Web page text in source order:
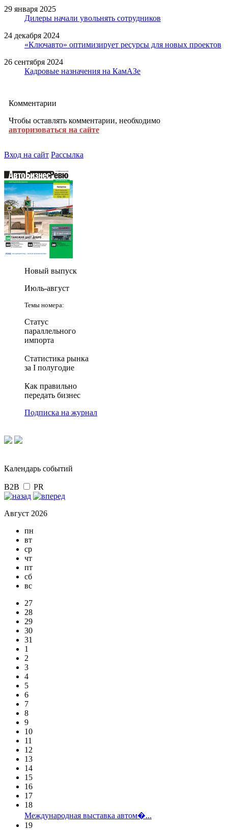
29 января 2025
Дилеры начали увольнять сотрудников
24 декабря 2024
«Ключавто» оптимизирует ресурсы для новых проектов
26 сентября 2024
Кадровые назначения на КамАЗе
Комментарии
Чтобы оставлять комментарии, необходимо
авторизоваться на сайте
Вход на сайт Рассылка
Новый выпуск
Июль-август
Темы номера:
Статус
параллельного
импорта
Статистика рынка
за I полугодие
Как правильно
передать бизнес
Подписка на журнал
Календарь событий
B2B PR
Август 2026
пн
вт
ср
чт
пт
сб
вс
27
28
29
30
31
1
2
3
4
5
6
7
8
9
10
11
12
13
14
15
16
17
18
Международная выставка автом�...
19